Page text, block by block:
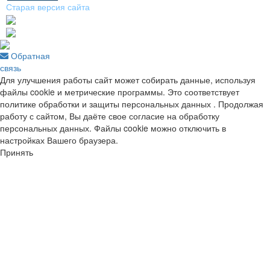
Старая версия сайта
Обратная
связь
Для улучшения работы сайт может собирать данные, используя
файлы cookie и метрические программы. Это соответствует
политике обработки и защиты персональных данных . Продолжая
работу с сайтом, Вы даёте свое согласие на обработку
персональных данных. Файлы cookie можно отключить в
настройках Вашего браузера.
Принять